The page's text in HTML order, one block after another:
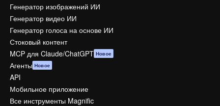
Генератор изображений ИИ
Генератор видео ИИ
Генератор голоса на основе ИИ
Стоковый контент
MCP для Claude/ChatGPT Новое
Агенты Новое
API
Мобильное приложение
Все инструменты Magnific